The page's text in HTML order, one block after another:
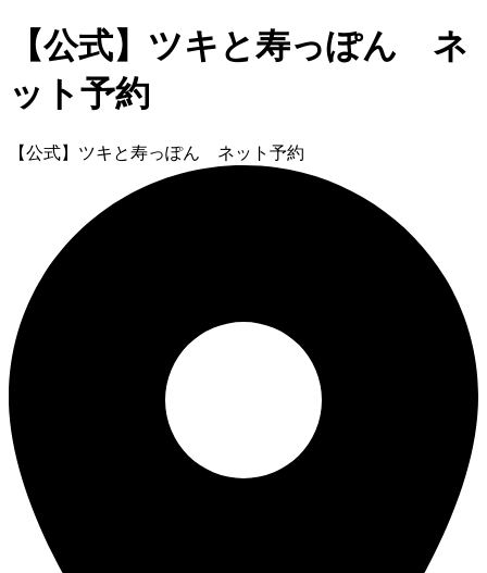
【公式】ツキと寿っぽん ネ
ット予約
【公式】ツキと寿っぽん ネット予約